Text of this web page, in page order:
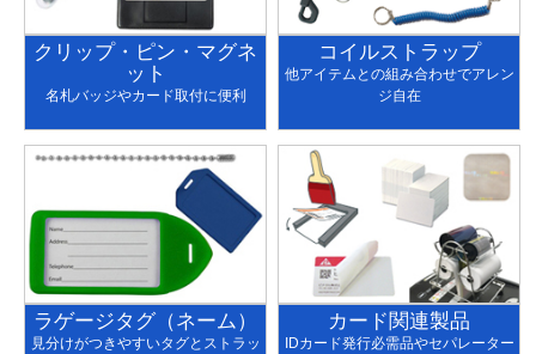
クリップ・ピン・マグネ
ット
名札バッジやカード取付に便利
コイルストラップ
他アイテムとの組み合わせでアレン
ジ自在
ラゲージタグ（ネーム）
見分けがつきやすいタグとストラッ
カード関連製品
IDカード発行必需品やセパレーター